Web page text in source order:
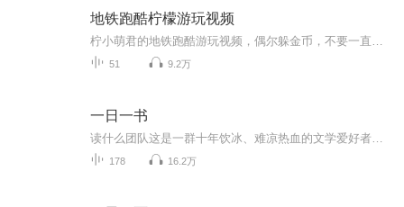
地铁跑酷柠檬游玩视频
51 9.2万
一日一书
178 16.2万